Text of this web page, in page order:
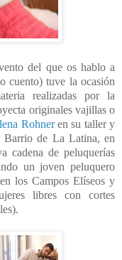
del que os hablo a
cuento) tuve la ocasión
realizadas por la
originales vajillas o
Rohneren su taller y
Barrio de La Latina, en
cadena de peluquerías
un joven peluquero
los Campos Elíseos y
libres con cortes